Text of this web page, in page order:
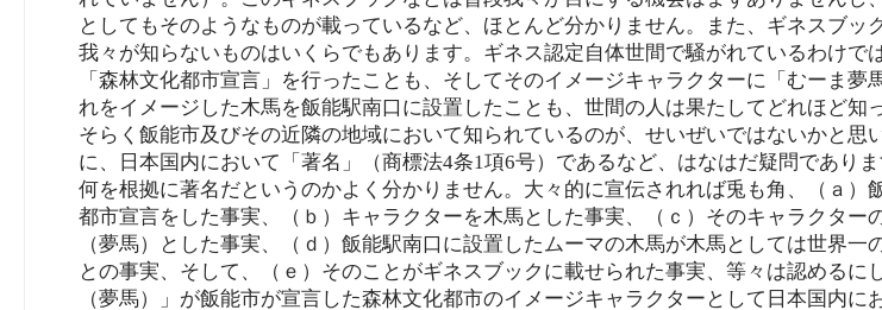
としてもそのようなものが載っているなど、ほとんど分かりません。また、ギネスブッ
我々が知らないものはいくらでもあります。ギネス認定自体世間で騒がれているわけで
「森林文化都市宣言」を行ったことも、そしてそのイメージキャラクターに「むーま夢
れをイメージした木馬を飯能駅南口に設置したことも、世間の人は果たしてどれほど知
そらく飯能市及びその近隣の地域において知られているのが、せいぜいではないかと思
に、日本国内において「著名」（商標法4条1項6号）であるなど、はなはだ疑問であり
何を根拠に著名だというのかよく分かりません。大々的に宣伝されれば兎も角、（ａ）
都市宣言をした事実、（ｂ）キャラクターを木馬とした事実、（ｃ）そのキャラクター
（夢馬）とした事実、（ｄ）飯能駅南口に設置したムーマの木馬が木馬としては世界一
との事実、そして、（ｅ）そのことがギネスブックに載せられた事実、等々は認めるに
（夢馬）」が飯能市が宣言した森林文化都市のイメージキャラクターとして日本国内に